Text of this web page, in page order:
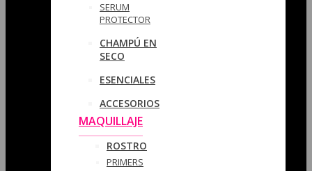
SERUM
PROTECTOR
CHAMPÚ EN
SECO
ESENCIALES
ACCESORIOS
MAQUILLAJE
ROSTRO
PRIMERS